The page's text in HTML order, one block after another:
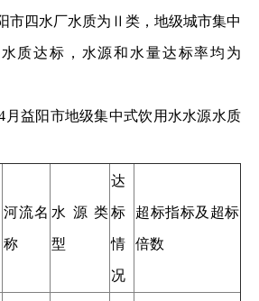
四水厂水质为Ⅱ类，地级城市集中
质达标，水源和水量达标率均为
阳市地级集中式饮用水水源水质
河流名
称
水源类
型
达
标
情
况
超标指标及超标
倍数